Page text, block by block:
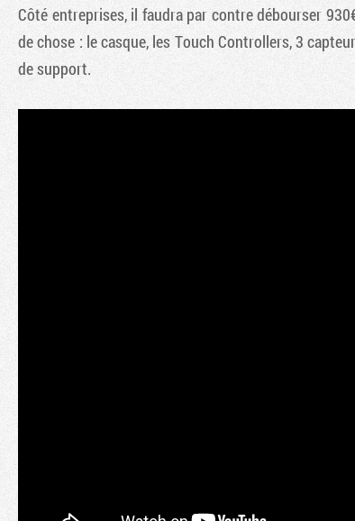
Côté entreprises, il faudra par contre débourser
de chose : le casque, les Touch Controllers, 3
de support.